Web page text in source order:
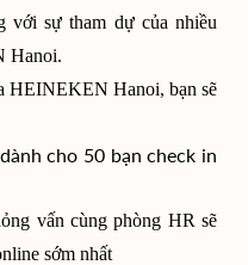
với sự tham dự của nhiều
Hanoi.
HEINEKEN Hanoi, bạn sẽ
cho 50 bạn check in
vấn cùng phòng HR sẽ
sớm nhất